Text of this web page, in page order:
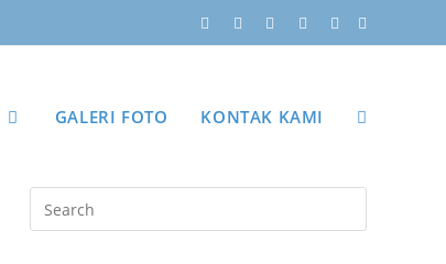
GALERI FOTO KONTAK KAMI